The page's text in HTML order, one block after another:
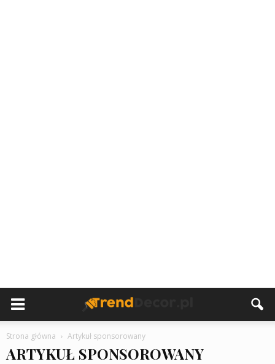
Strona główna Artykuł sponsorowany
ARTYKUŁ SPONSOROWANY